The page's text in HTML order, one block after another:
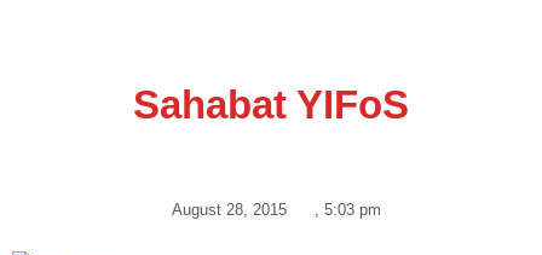
Sahabat YIFoS
August 28, 2015 , 5:03 pm